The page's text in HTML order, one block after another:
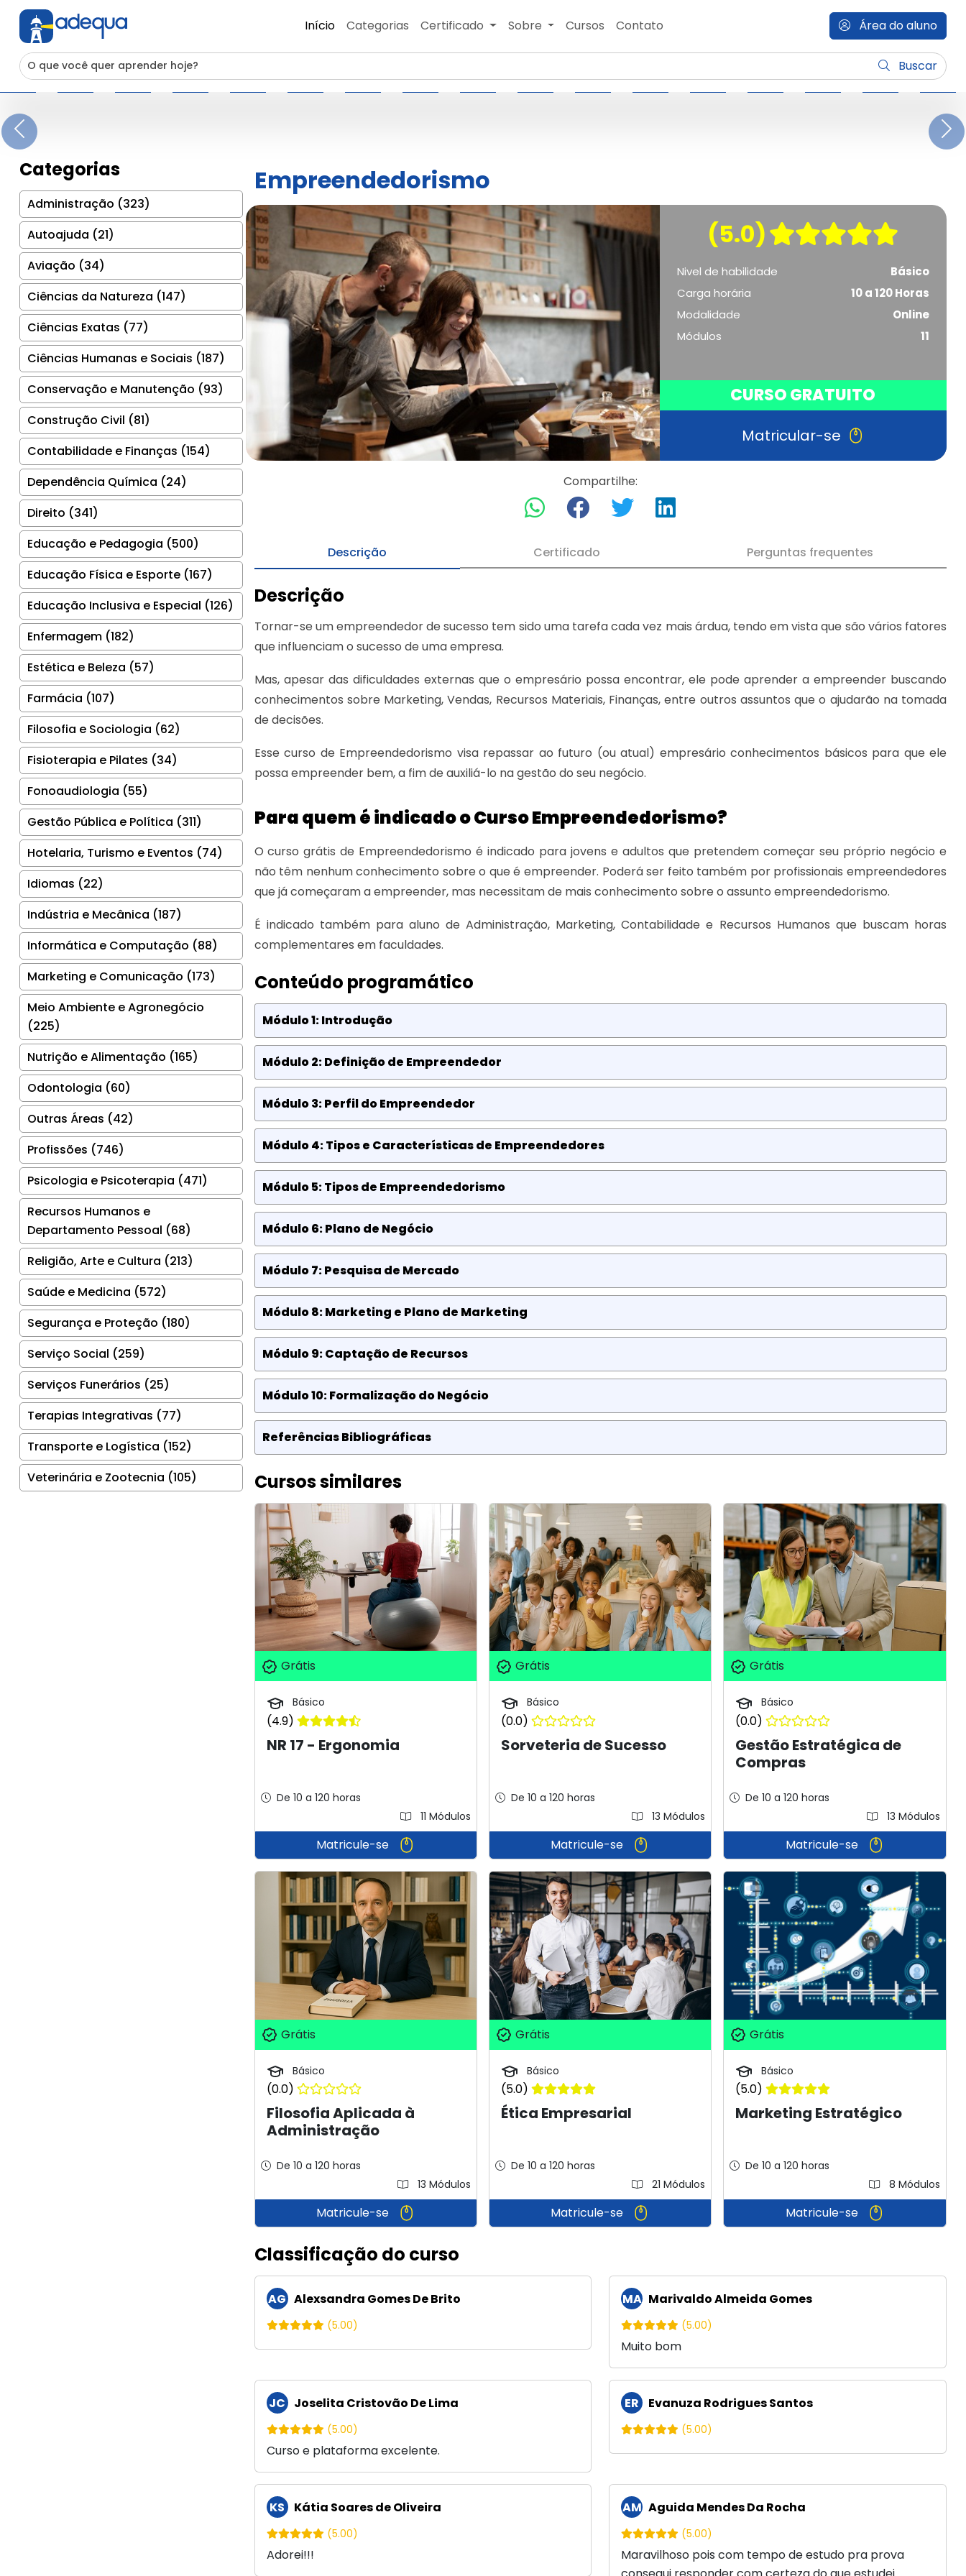
Início Categorias Certificado Sobre Cursos Contato Área do aluno
Buscar
Previous
Categorias
Administração (323)
Autoajuda (21)
Aviação (34)
Ciências da Natureza (147)
Ciências Exatas (77)
Ciências Humanas e Sociais (187)
Conservação e Manutenção (93)
Construção Civil (81)
Contabilidade e Finanças (154)
Dependência Química (24)
Direito (341)
Educação e Pedagogia (500)
Educação Física e Esporte (167)
Educação Inclusiva e Especial (126)
Enfermagem (182)
Estética e Beleza (57)
Farmácia (107)
Filosofia e Sociologia (62)
Fisioterapia e Pilates (34)
Fonoaudiologia (55)
Gestão Pública e Política (311)
Hotelaria, Turismo e Eventos (74)
Idiomas (22)
Indústria e Mecânica (187)
Informática e Computação (88)
Marketing e Comunicação (173)
Meio Ambiente e Agronegócio
(225)
Nutrição e Alimentação (165)
Odontologia (60)
Outras Áreas (42)
Profissões (746)
Psicologia e Psicoterapia (471)
Recursos Humanos e
Departamento Pessoal (68)
Religião, Arte e Cultura (213)
Saúde e Medicina (572)
Segurança e Proteção (180)
Serviço Social (259)
Serviços Funerários (25)
Terapias Integrativas (77)
Transporte e Logística (152)
Veterinária e Zootecnia (105)
Empreendedorismo
(5.0)
Nivel de habilidade
Básico
Carga horária
10 a 120 Horas
Modalidade
Online
Módulos
11
CURSO GRATUITO
Matricular-se
Compartilhe:
Descrição Certificado Perguntas frequentes
Descrição
Tornar-se um empreendedor de sucesso tem sido uma tarefa cada vez mais árdua, tendo em vista que são vários fatores
que influenciam o sucesso de uma empresa.
Mas, apesar das dificuldades externas que o empresário possa encontrar, ele pode aprender a empreender buscando
conhecimentos sobre Marketing, Vendas, Recursos Materiais, Finanças, entre outros assuntos que o ajudarão na tomada
de decisões.
Esse curso de Empreendedorismo visa repassar ao futuro (ou atual) empresário conhecimentos básicos para que ele
possa empreender bem, a fim de auxiliá-lo na gestão do seu negócio.
Para quem é indicado o Curso Empreendedorismo?
O curso grátis de Empreendedorismo é indicado para jovens e adultos que pretendem começar seu próprio negócio e
não têm nenhum conhecimento sobre o que é empreender. Poderá ser feito também por profissionais empreendedores
que já começaram a empreender, mas necessitam de mais conhecimento sobre o assunto empreendedorismo.
É indicado também para aluno de Administração, Marketing, Contabilidade e Recursos Humanos que buscam horas
complementares em faculdades.
Conteúdo programático
Módulo 1: Introdução
Módulo 2: Definição de Empreendedor
Módulo 3: Perfil do Empreendedor
Módulo 4: Tipos e Características de Empreendedores
Módulo 5: Tipos de Empreendedorismo
Módulo 6: Plano de Negócio
Módulo 7: Pesquisa de Mercado
Módulo 8: Marketing e Plano de Marketing
Módulo 9: Captação de Recursos
Módulo 10: Formalização do Negócio
Referências Bibliográficas
Cursos similares
Grátis
Básico
(4.9)
NR 17 - Ergonomia
De 10 a 120 horas
11 Módulos
Matricule-se
Grátis
Básico
(0.0)
Sorveteria de Sucesso
De 10 a 120 horas
13 Módulos
Matricule-se
Grátis
Básico
(0.0)
Gestão Estratégica de
Compras
De 10 a 120 horas
13 Módulos
Matricule-se
Grátis
Básico
(0.0)
Filosofia Aplicada à
Administração
De 10 a 120 horas
13 Módulos
Matricule-se
Grátis
Básico
(5.0)
Ética Empresarial
De 10 a 120 horas
21 Módulos
Matricule-se
Grátis
Básico
(5.0)
Marketing Estratégico
De 10 a 120 horas
8 Módulos
Matricule-se
Classificação do curso
AG Alexsandra Gomes De Brito
(5.00)
MA Marivaldo Almeida Gomes
(5.00)
Muito bom
JC Joselita Cristovão De Lima
(5.00)
Curso e plataforma excelente.
ER Evanuza Rodrigues Santos
(5.00)
KS Kátia Soares de Oliveira
(5.00)
Adorei!!!
AM Aguida Mendes Da Rocha
(5.00)
Maravilhoso pois com tempo de estudo pra prova